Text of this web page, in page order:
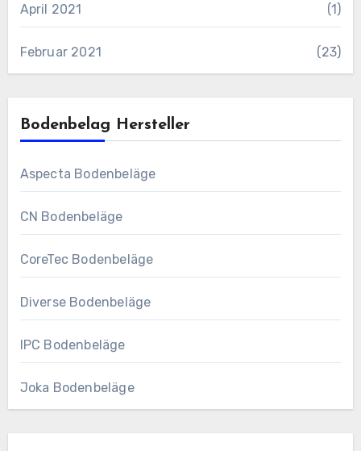
April 2021 (1)
Februar 2021 (23)
Bodenbelag Hersteller
Aspecta Bodenbeläge
CN Bodenbeläge
CoreTec Bodenbeläge
Diverse Bodenbeläge
IPC Bodenbeläge
Joka Bodenbeläge